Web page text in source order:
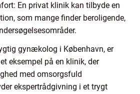
En privat klinik kan tilbyde en
som mange finder beroligende,
gynækolog i København, er
eksempel på en klinik, der
med omsorgsfuld
ekspertrådgivning i et trygt